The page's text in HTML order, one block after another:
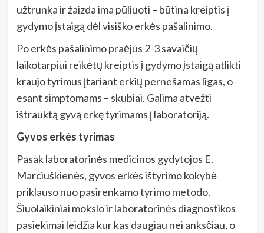
užtrunka ir žaizda ima pūliuoti – būtina kreiptis į
gydymo įstaigą dėl visiško erkės pašalinimo.
Po erkės pašalinimo praėjus 2-3 savaičių
laikotarpiui reikėtų kreiptis į gydymo įstaigą atlikti
kraujo tyrimus įtariant erkių pernešamas ligas, o
esant simptomams – skubiai. Galima atvežti
ištrauktą gyvą erkę tyrimams į laboratoriją.
Gyvos erkės tyrimas
Pasak laboratorinės medicinos gydytojos E.
Marciuškienės, gyvos erkės ištyrimo kokybė
priklauso nuo pasirenkamo tyrimo metodo.
Šiuolaikiniai mokslo ir laboratorinės diagnostikos
pasiekimai leidžia kur kas daugiau nei anksčiau, o